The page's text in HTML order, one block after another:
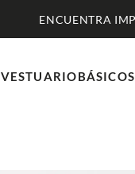
VESTUARIOBÁSICOS